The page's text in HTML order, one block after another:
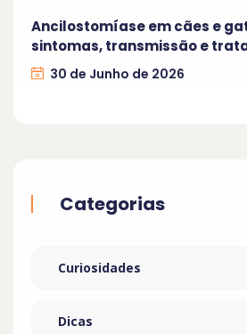
Ancilostomíase em cães e
sintomas, transmissão e
30 de Junho de 2026
Categorias
Curiosidades
Dicas